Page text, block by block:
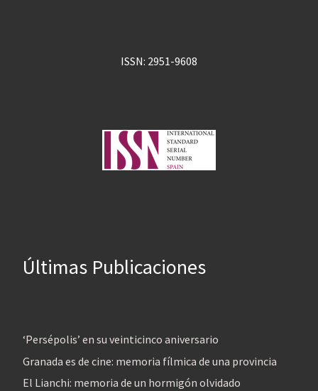
ISSN: 2951-9608
Últimas Publicaciones
‘Persépolis’ en su veinticinco aniversario
Granada es de cine: memoria fílmica de una provincia
El Lianchi: memoria de un hormigón olvidado